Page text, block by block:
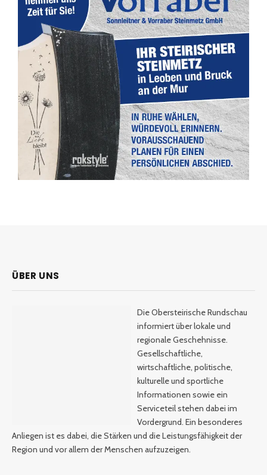
ÜBER UNS
Die Obersteirische Rundschau
informiert über lokale und
regionale Geschehnisse.
Gesellschaftliche,
wirtschaftliche, politische,
kulturelle und sportliche
Informationen sowie ein
Serviceteil stehen dabei im
Vordergrund. Ein besonderes
Anliegen ist es dabei, die Stärken und die Leistungsfähigkeit der
Region und vor allem der Menschen aufzuzeigen.